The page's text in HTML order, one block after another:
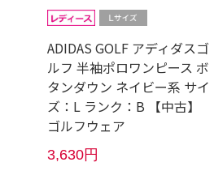
ADIDAS GOLF アディダスゴ
ルフ 半袖ポロワンピース ボ
タンダウン ネイビー系 サイ
ズ：L ランク：B 【中古】
ゴルフウェア
3,630円